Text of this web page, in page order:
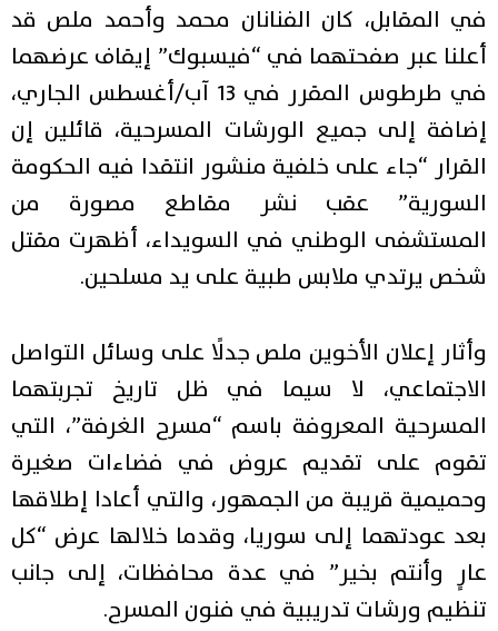
في المقابل، كان الفنانان محمد وأحمد ملص قد
أعلنا عبر صفحتهما في “فيسبوك” إيقاف عرضهما
في طرطوس المقرر في 13 آب/أغسطس الجاري،
إضافة إلى جميع الورشات المسرحية، قائلين إن
القرار “جاء على خلفية منشور انتقدا فيه الحكومة
السورية” عقب نشر مقاطع مصورة من
المستشفى الوطني في السويداء، أظهرت مقتل
شخص يرتدي ملابس طبية على يد مسلحين.
وأثار إعلان الأخوين ملص جدلًا على وسائل التواصل
الاجتماعي، لا سيما في ظل تاريخ تجربتهما
المسرحية المعروفة باسم “مسرح الغرفة”، التي
تقوم على تقديم عروض في فضاءات صغيرة
وحميمية قريبة من الجمهور، والتي أعادا إطلاقها
بعد عودتهما إلى سوريا، وقدما خلالها عرض “كل
عارٍ وأنتم بخير” في عدة محافظات، إلى جانب
تنظيم ورشات تدريبية في فنون المسرح.